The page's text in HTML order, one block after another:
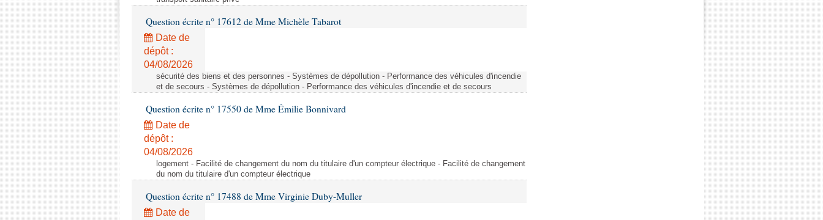
Question écrite n° 17612 de Mme Michèle Tabarot
Date de
dépôt :
04/08/2026
sécurité des biens et des personnes - Systèmes de dépollution - Performance des véhicules d'incendie
et de secours - Systèmes de dépollution - Performance des véhicules d'incendie et de secours
Question écrite n° 17550 de Mme Émilie Bonnivard
Date de
dépôt :
04/08/2026
logement - Facilité de changement du nom du titulaire d'un compteur électrique - Facilité de changement
du nom du titulaire d'un compteur électrique
Question écrite n° 17488 de Mme Virginie Duby-Muller
Date de